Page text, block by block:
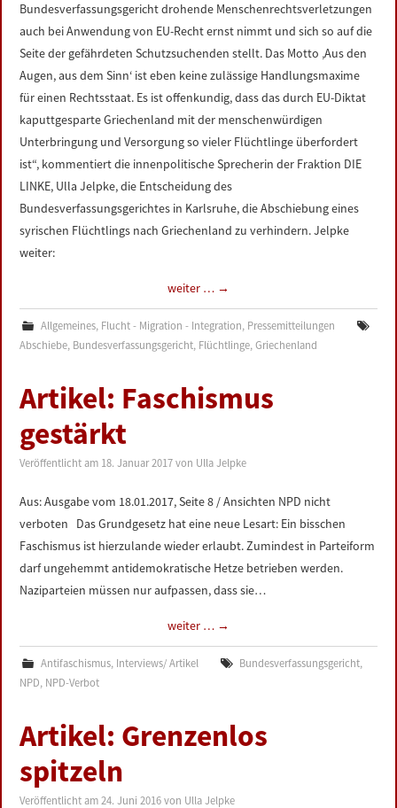
Bundesverfassungsgericht drohende Menschenrechtsverletzungen
auch bei Anwendung von EU-Recht ernst nimmt und sich so auf die
Seite der gefährdeten Schutzsuchenden stellt. Das Motto ‚Aus den
Augen, aus dem Sinn‘ ist eben keine zulässige Handlungsmaxime
für einen Rechtsstaat. Es ist offenkundig, dass das durch EU-Diktat
kaputtgesparte Griechenland mit der menschenwürdigen
Unterbringung und Versorgung so vieler Flüchtlinge überfordert
ist“, kommentiert die innenpolitische Sprecherin der Fraktion DIE
LINKE, Ulla Jelpke, die Entscheidung des
Bundesverfassungsgerichtes in Karlsruhe, die Abschiebung eines
syrischen Flüchtlings nach Griechenland zu verhindern. Jelpke
weiter:
weiter … →
Allgemeines, Flucht - Migration - Integration, Pressemitteilungen
Abschiebe, Bundesverfassungsgericht, Flüchtlinge,Griechenland
Artikel: Faschismus
gestärkt
Veröffentlicht am 18. Januar 2017 von Ulla Jelpke
Aus: Ausgabe vom 18.01.2017, Seite 8 / Ansichten NPD nicht
verboten Das Grundgesetz hat eine neue Lesart: Ein bisschen
Faschismus ist hierzulande wieder erlaubt. Zumindest in Parteiform
darf ungehemmt antidemokratische Hetze betrieben werden.
Naziparteien müssen nur aufpassen, dass sie…
weiter … →
Antifaschismus, Interviews/ Artikel Bundesverfassungsgericht,
NPD, NPD-Verbot
Artikel: Grenzenlos
spitzeln
Veröffentlicht am24. Juni 2016 von Ulla Jelpke